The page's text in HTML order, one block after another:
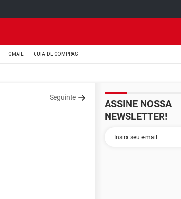
GMAIL GUIA DE COMPRAS
Seguinte
ASSINE NOSSA
NEWSLETTER!